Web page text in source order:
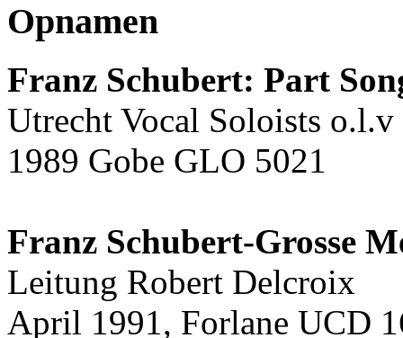
Opnamen
Franz Schubert: Part
Utrecht Vocal Soloists
1989 Gobe GLO 5021
Franz Schubert-Grosse
Leitung Robert Delcroix
April 1991, Forlane UCD